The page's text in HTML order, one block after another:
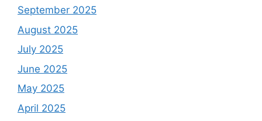
September 2025
August 2025
July 2025
June 2025
May 2025
April 2025